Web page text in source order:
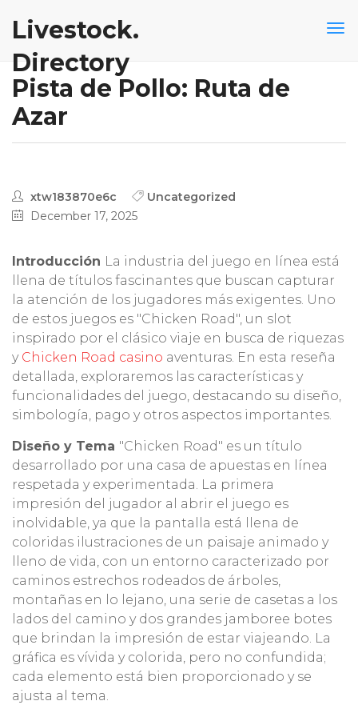
Livestock.
Directory
Pista de Pollo: Ruta de
Azar
xtw183870e6c
Uncategorized
December 17, 2025
Introducción La industria del juego en línea está
llena de títulos fascinantes que buscan capturar
la atención de los jugadores más exigentes. Uno
de estos juegos es "Chicken Road", un slot
inspirado por el clásico viaje en busca de riquezas
y Chicken Road casino aventuras. En esta reseña
detallada, exploraremos las características y
funcionalidades del juego, destacando su diseño,
simbología, pago y otros aspectos importantes.
Diseño y Tema "Chicken Road" es un título
desarrollado por una casa de apuestas en línea
respetada y experimentada. La primera
impresión del jugador al abrir el juego es
inolvidable, ya que la pantalla está llena de
coloridas ilustraciones de un paisaje animado y
lleno de vida, con un entorno caracterizado por
caminos estrechos rodeados de árboles,
montañas en lo lejano, una serie de casetas a los
lados del camino y dos grandes jamboree botes
que brindan la impresión de estar viajeando. La
gráfica es vívida y colorida, pero no confundida;
cada elemento está bien proporcionado y se
ajusta al tema.